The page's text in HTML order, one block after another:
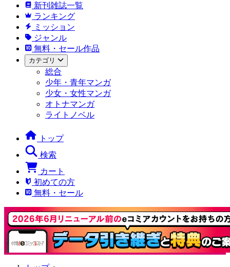
新刊雑誌一覧
ランキング
ミッション
ジャンル
無料・セール作品
カテゴリ
総合
少年・青年マンガ
少女・女性マンガ
オトナマンガ
ライトノベル
トップ
検索
カート
初めての方
無料・セール